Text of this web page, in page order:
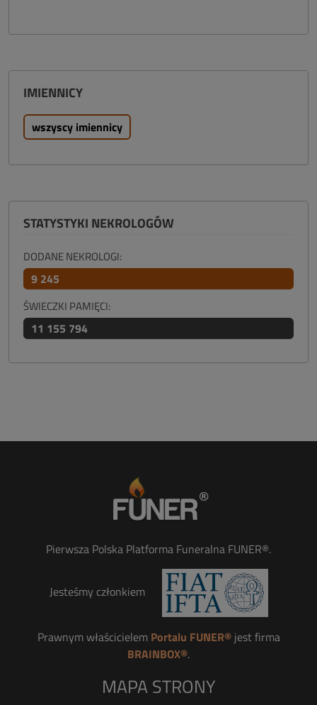
IMIENNICY
wszyscy imiennicy
STATYSTYKI NEKROLOGÓW
DODANE NEKROLOGI:
9 245
ŚWIECZKI PAMIĘCI:
11 155 794
Pierwsza Polska Platforma Funeralna FUNER®.
Jesteśmy członkiem
Prawnym właścicielem Portalu FUNER®jest firma
BRAINBOX®.
MAPA STRONY